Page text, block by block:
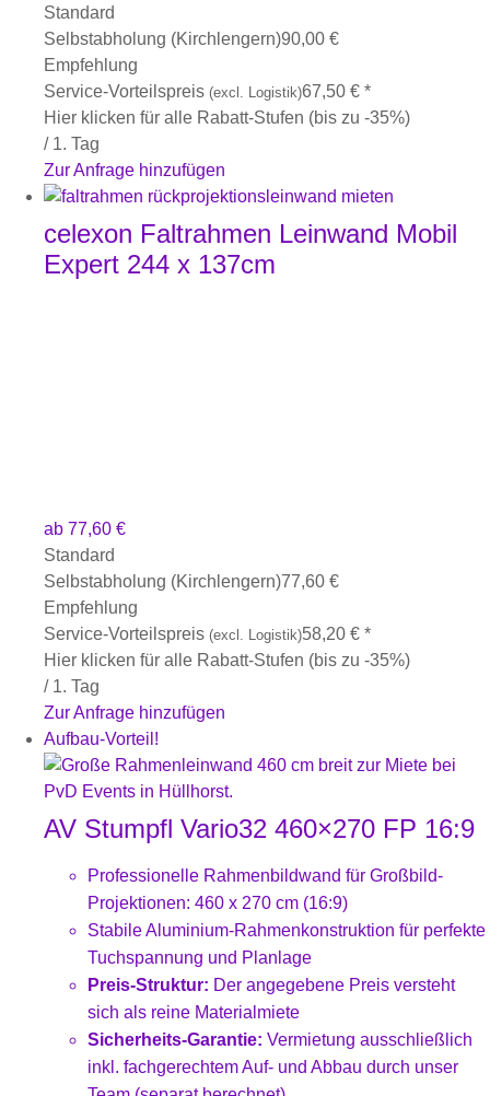
Standard
Selbstabholung (Kirchlengern)90,00 €
Empfehlung
Service-Vorteilspreis (excl. Logistik)67,50 € *
Hier klicken für alle Rabatt-Stufen (bis zu -35%)
/ 1. Tag
Zur Anfrage hinzufügen
celexon Faltrahmen Leinwand Mobil
Expert 244 x 137cm
ab 77,60 €
Standard
Selbstabholung (Kirchlengern)77,60 €
Empfehlung
Service-Vorteilspreis (excl. Logistik)58,20 € *
Hier klicken für alle Rabatt-Stufen (bis zu -35%)
/ 1. Tag
Zur Anfrage hinzufügen
Aufbau-Vorteil!
AV Stumpfl Vario32 460×270 FP 16:9
Professionelle Rahmenbildwand für Großbild-
Projektionen: 460 x 270 cm (16:9)
Stabile Aluminium-Rahmenkonstruktion für perfekte
Tuchspannung und Planlage
Preis-Struktur: Der angegebene Preis versteht
sich als reine Materialmiete
Sicherheits-Garantie: Vermietung ausschließlich
inkl. fachgerechtem Auf- und Abbau durch unser